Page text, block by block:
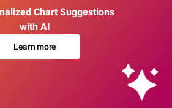
Chart Suggestions
with AI
Learn more